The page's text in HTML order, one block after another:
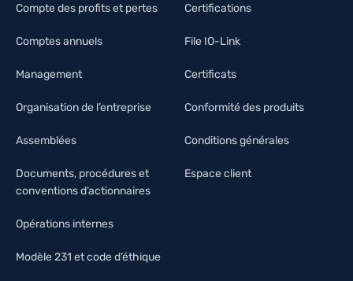
Compte des profits et pertes
Comptes annuels
Management
Organisation de l’entreprise
Assemblées
Documents, procédures et
conventions d’actionnaires
Opérations internes
Modèle 231 et code d’éthique
Certifications
File IO-Link
Certificats
Conformité des produits
Conditions générales
Espace client